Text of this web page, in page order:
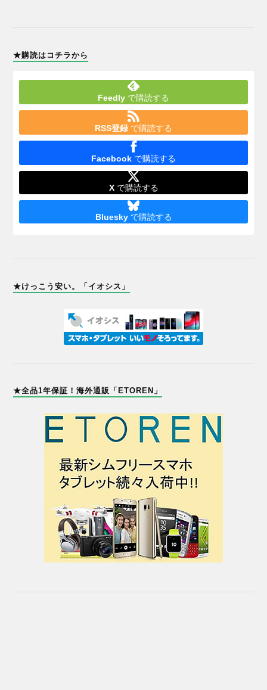
★購読はコチラから
Feedly で購読する
RSS登録 で購読する
Facebook で購読する
Xで購読する
Blueskyで購読する
★けっこう安い。「イオシス」
★全品1年保証！海外通販「ETOREN」